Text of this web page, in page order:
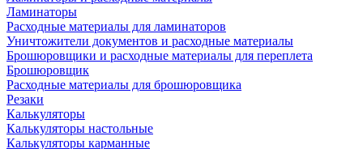
Ламинаторы
Расходные материалы для ламинаторов
Уничтожители документов и расходные материалы
Брошюровщики и расходные материалы для переплета
Брошюровщик
Расходные материалы для брошюровщика
Резаки
Калькуляторы
Калькуляторы настольные
Калькуляторы карманные